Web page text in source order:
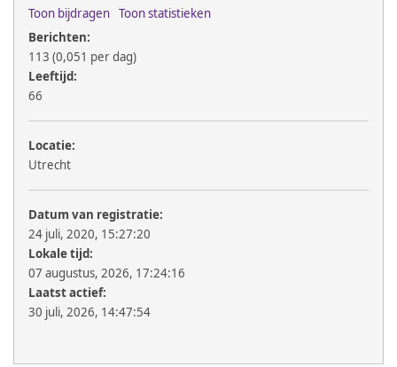
Toon bijdragen Toon statistieken
Berichten:
113 (0,051 per dag)
Leeftijd:
66
Locatie:
Utrecht
Datum van registratie:
24 juli, 2020, 15:27:20
Lokale tijd:
07 augustus, 2026, 17:24:16
Laatst actief:
30 juli, 2026, 14:47:54